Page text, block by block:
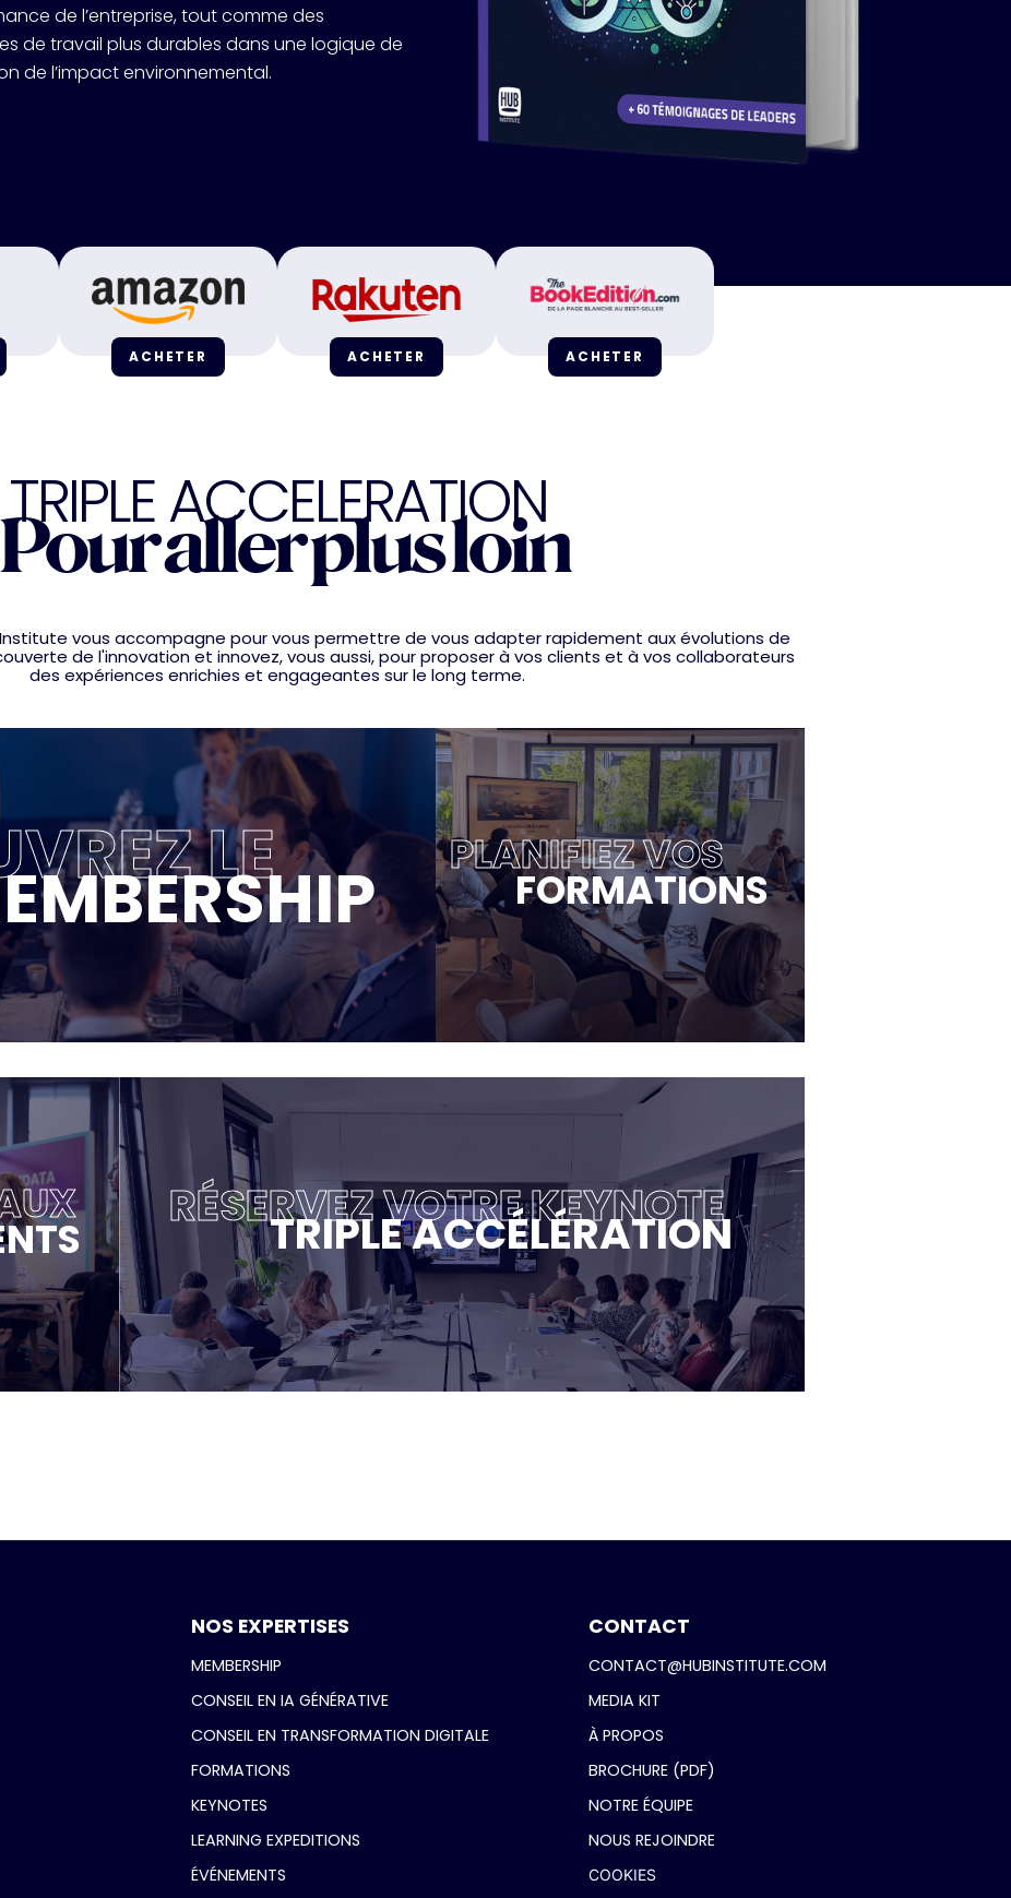
de l’entreprise, tout comme des
de travail plus durables dans une logique de
de l’impact environnemental.
ACHETER ACHETER ACHETER
TRIPLE ACCELERATION
Pour aller plus loin
Institute vous accompagne pour vous permettre de vous adapter rapidement aux évolutions de
de l'innovation et innovez, vous aussi, pour proposer à vos clients et à vos collaborateurs
des expériences enrichies et engageantes sur le long terme.
LE PLANIFIEZ VOS
FORMATIONS
RÉSERVEZ VOTRE KEYNOTE
TRIPLE ACCÉLÉRATION
NOS EXPERTISES
MEMBERSHIP
CONSEIL EN IA GÉNÉRATIVE
CONSEIL EN TRANSFORMATION DIGITALE
FORMATIONS
KEYNOTES
LEARNING EXPEDITIONS
ÉVÉNEMENTS
CONTACT
CONTACT@HUBINSTITUTE.COM
MEDIA KIT
À PROPOS
BROCHURE (PDF)
NOTRE ÉQUIPE
NOUS REJOINDRE
COOKIES